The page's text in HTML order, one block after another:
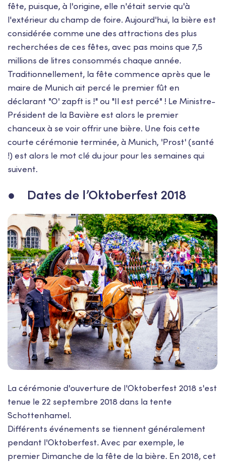
fête, puisque, à l'origine, elle n'était servie qu'à
l'extérieur du champ de foire. Aujourd'hui, la bière est
considérée comme une des attractions des plus
recherchées de ces fêtes, avec pas moins que 7,5
millions de litres consommés chaque année.
Traditionnellement, la fête commence après que le
maire de Munich ait percé le premier fût en
déclarant "O' zapft is !" ou "Il est percé" ! Le Ministre-
Président de la Bavière est alors le premier
chanceux à se voir offrir une bière. Une fois cette
courte cérémonie terminée, à Munich, 'Prost' (santé
!) est alors le mot clé du jour pour les semaines qui
suivent.
● Dates de l’Oktoberfest 2018
La cérémonie d'ouverture de l'Oktoberfest 2018 s'est
tenue le 22 septembre 2018 dans la tente
Schottenhamel.
Différents événements se tiennent généralement
pendant l'Oktoberfest. Avec par exemple, le
premier Dimanche de la fête de la bière. En 2018, cet